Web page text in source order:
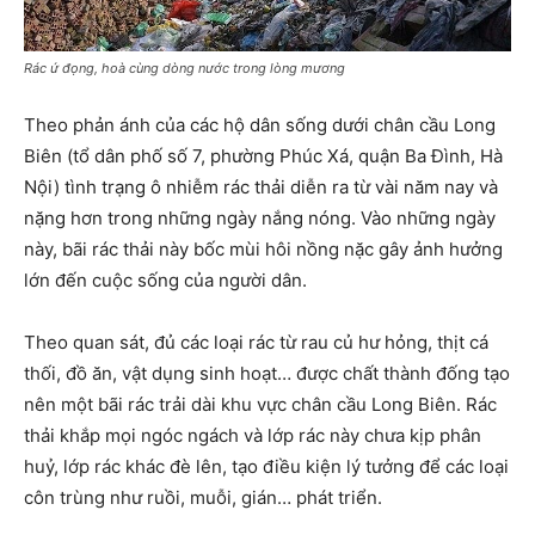
Rác ứ đọng, hoà cùng dòng nước trong lòng mương
Theo phản ánh của các hộ dân sống dưới chân cầu Long
Biên (tổ dân phố số 7, phường Phúc Xá, quận Ba Đình, Hà
Nội) tình trạng ô nhiễm rác thải diễn ra từ vài năm nay và
nặng hơn trong những ngày nắng nóng. Vào những ngày
này, bãi rác thải này bốc mùi hôi nồng nặc gây ảnh hưởng
lớn đến cuộc sống của người dân.
Theo quan sát, đủ các loại rác từ rau củ hư hỏng, thịt cá
thối, đồ ăn, vật dụng sinh hoạt… được chất thành đống tạo
nên một bãi rác trải dài khu vực chân cầu Long Biên. Rác
thải khắp mọi ngóc ngách và lớp rác này chưa kịp phân
huỷ, lớp rác khác đè lên, tạo điều kiện lý tưởng để các loại
côn trùng như ruồi, muỗi, gián… phát triển.